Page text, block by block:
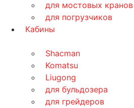
для мостовых кранов
для погрузчиков
Кабины
Shacman
Komatsu
Liugong
для бульдозера
для грейдеров